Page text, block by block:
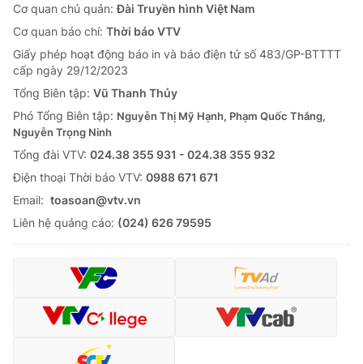
Cơ quan chủ quản:Đài Truyền hình Việt Nam
Cơ quan báo chí: Thời báo VTV
Giấy phép hoạt động báo in và báo điện tử số 483/GP-BTTTT
cấp ngày 29/12/2023
Tổng Biên tập: Vũ Thanh Thủy
Phó Tổng Biên tập: Nguyễn Thị Mỹ Hạnh, Phạm Quốc Thắng,
Nguyễn Trọng Ninh
Tổng đài VTV: 024.38 355 931 - 024.38 355 932
Ðiện thoại Thời báo VTV: 0988 671 671
Email: toasoan@vtv.vn
Liên hệ quảng cáo: (024) 626 79595